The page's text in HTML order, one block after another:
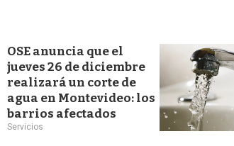
OSE anuncia que el
jueves 26 de diciembre
realizará un corte de
agua en Montevideo: los
barrios afectados
Servicios